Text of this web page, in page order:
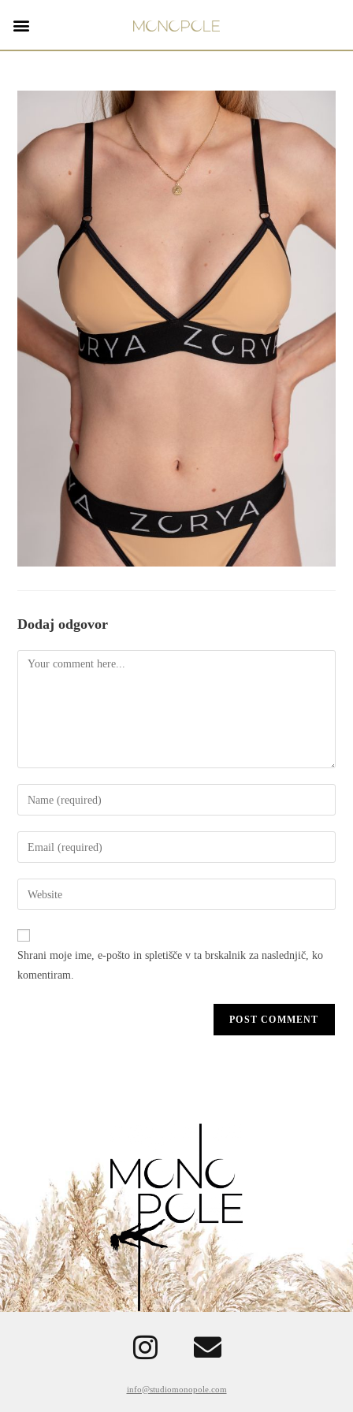
Dodaj odgovor
Shrani moje ime, e-pošto in spletišče v ta brskalnik za naslednjič, ko
komentiram.
info@studiomonopole.com